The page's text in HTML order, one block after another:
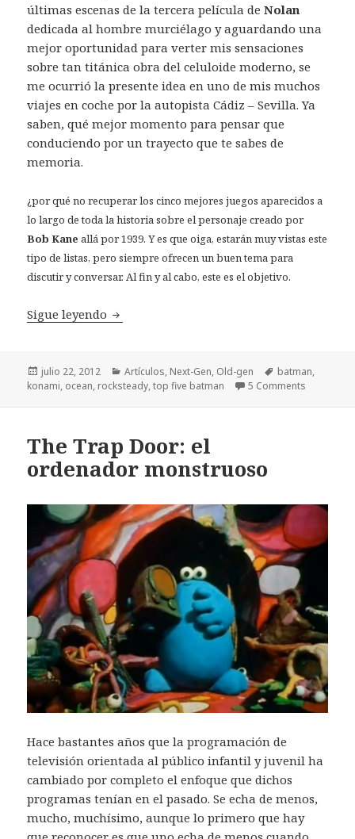
últimas escenas de la tercera película deNolan
dedicada al hombre murciélago y aguardando una
mejor oportunidad para verter mis sensaciones
sobre tan titánica obra del celuloide moderno, se
me ocurrió la presente idea en uno de mis muchos
viajes en coche por la autopista Cádiz – Sevilla. Ya
saben, qué mejor momento para pensar que
conduciendo por un trayecto que te sabes de
memoria.
¿por qué no recuperar los cinco mejores juegos aparecidos a
lo largo de toda la historia sobre el personaje creado por
Bob Kane allá por 1939. Y es que oiga, estarán muy vistas este
tipo de listas, pero siempre ofrecen un buen tema para
discutir y conversar. Al fin y al cabo, este es el objetivo.
Sigue leyendo Top Five videojuegos de Batman
Publicado
el
julio 22, 2012 Categorías
Artículos, Next-Gen, Old-gen Etiquetas
batman,
konami, ocean, rocksteady,top five batman 5 Comments
The Trap Door: el
ordenador monstruoso
Hace bastantes años que la programación de
televisión orientada al público infantil y juvenil ha
cambiado por completo el enfoque que dichos
programas tenían en el pasado. Se echa de menos,
mucho, muchísimo, aunque lo primero que hay